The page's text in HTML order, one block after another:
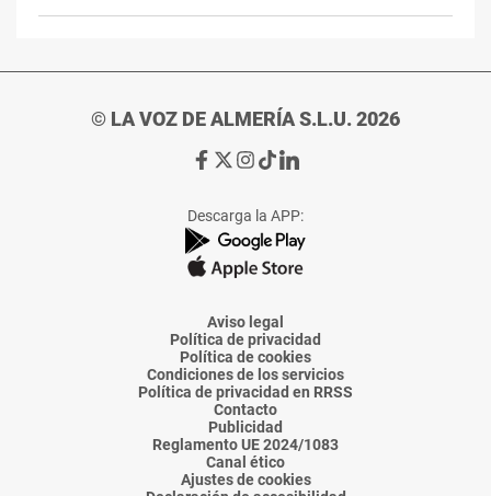
© LA VOZ DE ALMERÍA S.L.U. 2026
Ir
de
La
Voz
Almería
Ir
de
La
Voz
Almería
Ir
de
La
Voz
Almería
Ir
de
La
Voz
Almería
Ir
de
La
Voz
Descarga la APP:
Aviso legal
Política de privacidad
Política de cookies
Condiciones de los servicios
Política de privacidad en RRSS
Contacto
Publicidad
Reglamento UE 2024/1083
Canal ético
Ajustes de cookies